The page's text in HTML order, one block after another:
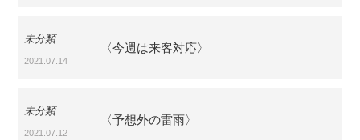
未分類
2021.07.14
〈今週は来客対応〉
未分類
2021.07.12
〈予想外の雷雨〉